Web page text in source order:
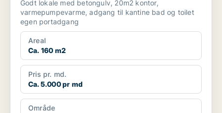
Godt lokale med betongulv, 20m2 kontor,
varmepumpevarme, adgang til kantine bad og toilet
egen portadgang
Areal
Ca. 160 m2
Pris pr. md.
Ca. 5.000 pr md
Område